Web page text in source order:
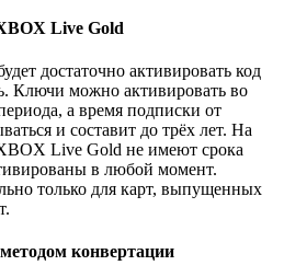
Live Gold
достаточно активировать код
Ключи можно активировать во
а время подписки от
и составит до трёх лет. На
Live Gold не имеют срока
в любой момент.
только для карт, выпущенных
конвертации